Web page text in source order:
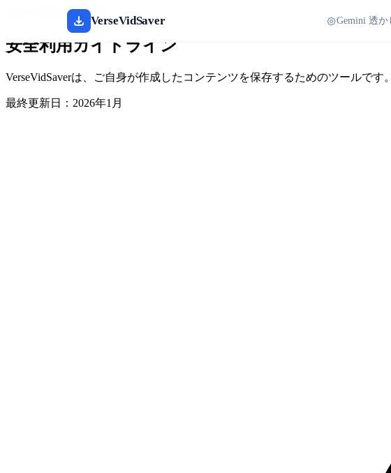
VerseVidSaver Gemini 透
安全と責任ある利用
安全利用ガイドライン
VerseVidSaverは、ご自身が作成したコンテンツを保存するためのツールで
最終更新日：2026年1月